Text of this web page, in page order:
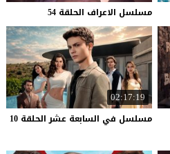
مسلسل الاعراف الحلقة 54
02:17:19
مسلسل في السابعة عشر الحلقة 10